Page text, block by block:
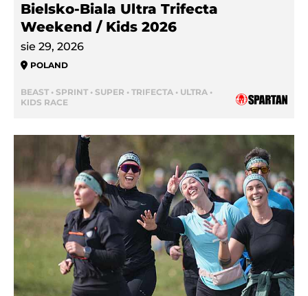
Bielsko-Biala Ultra Trifecta
Weekend / Kids 2026
sie 29, 2026
POLAND
BEAST • SPRINT • SUPER • TRIFECTA • ULTRA •
KIDS RACE